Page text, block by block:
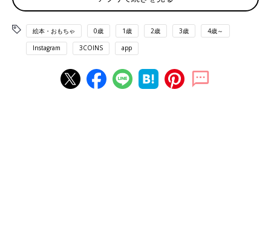
絵本・おもちゃ 0歳 1歳 2歳 3歳 4歳～
Instagram 3COINS app